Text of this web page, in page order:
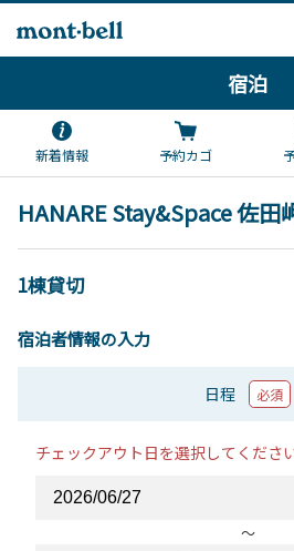
宿泊
新着情報 予約カゴ
HANARE Stay&Space 佐田
1棟貸切
宿泊者情報の入力
日程 必須
チェックアウト日を選択してください
〜